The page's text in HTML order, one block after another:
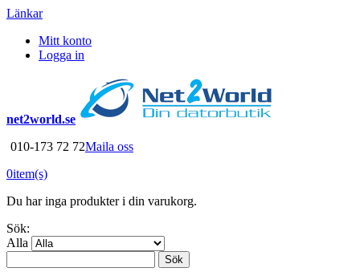
Länkar
Mitt konto
Logga in
net2world.se
010-173 72 72Maila oss
0item(s)
Du har inga produkter i din varukorg.
Sök:
Alla
Sök